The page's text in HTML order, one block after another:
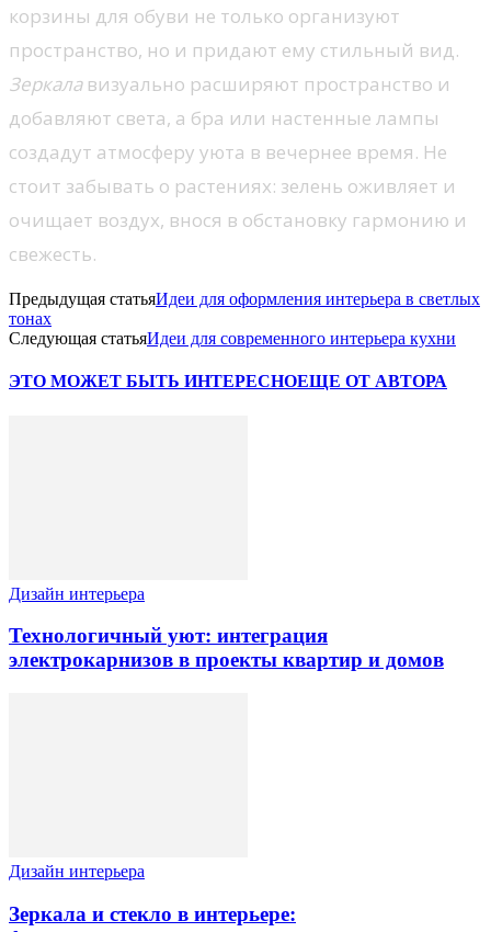
корзины для обуви не только организуют
пространство, но и придают ему стильный вид.
Зеркалавизуально расширяют пространство и
добавляют света, а бра или настенные лампы
создадут атмосферу уюта в вечернее время. Не
стоит забывать о растениях: зелень оживляет и
очищает воздух, внося в обстановку гармонию и
свежесть.
Предыдущая статьяИдеи для оформления интерьера в светлых
тонах
Следующая статьяИдеи для современного интерьера кухни
ЭТО МОЖЕТ БЫТЬ ИНТЕРЕСНОЕЩЕ ОТ АВТОРА
Дизайн интерьера
Технологичный уют: интеграция
электрокарнизов в проекты квартир и домов
Дизайн интерьера
Зеркала и стекло в интерьере: